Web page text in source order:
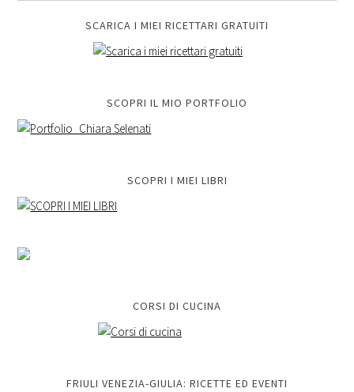
SCARICA I MIEI RICETTARI GRATUITI
SCOPRI IL MIO PORTFOLIO
SCOPRI I MIEI LIBRI
CORSI DI CUCINA
FRIULI VENEZIA-GIULIA: RICETTE ED EVENTI